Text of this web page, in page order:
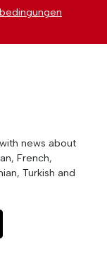
news about
French,
Turkish and